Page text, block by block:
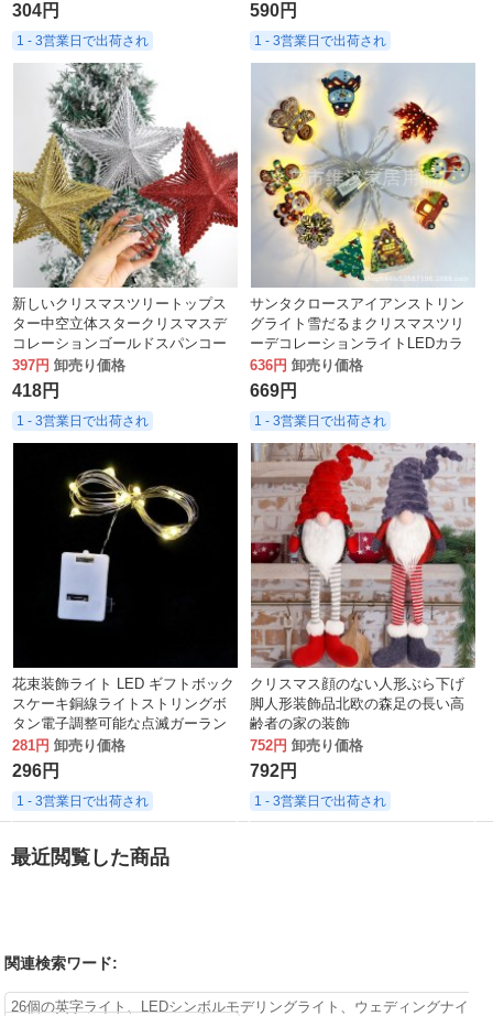
304円
1 - 3営業日で出荷され
590円
1 - 3営業日で出荷され
新しいクリスマスツリートップス
ター中空立体スタークリスマスデ
コレーションゴールドスパンコー
ルクリスマスツリートップ五芒星
クラウン
397円 卸売り価格
418円
1 - 3営業日で出荷され
サンタクロースアイアンストリン
グライト雪だるまクリスマスツリ
ーデコレーションライトLEDカラ
ーライトストリングクリスマスヨ
ーロッパとアメリカの新年雰囲気
ライト
636円 卸売り価格
669円
1 - 3営業日で出荷され
花束装飾ライト LED ギフトボック
スケーキ銅線ライトストリングボ
タン電子調整可能な点滅ガーラン
ドライトストリップ
281円 卸売り価格
296円
1 - 3営業日で出荷され
クリスマス顔のない人形ぶら下げ
脚人形装飾品北欧の森足の長い高
齢者の家の装飾
752円 卸売り価格
792円
1 - 3営業日で出荷され
最近閲覧した商品
関連検索ワード:
26個の英字ライト、LEDシンボルモデリングライト、ウェディングナイ